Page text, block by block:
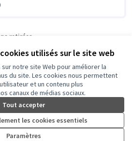
utilisés sur le site web
notre site Web pour améliorer la
du site. Les cookies nous permettent
et un contenu plus
canaux de médias sociaux.
Tout accepter
les cookies essentiels
Paramètres
retirées
Facebook
sur Instagram
Licence
(Lien